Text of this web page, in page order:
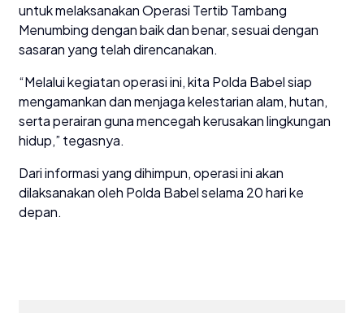
untuk melaksanakan Operasi Tertib Tambang
Menumbing dengan baik dan benar, sesuai dengan
sasaran yang telah direncanakan.
“Melalui kegiatan operasi ini, kita Polda Babel siap
mengamankan dan menjaga kelestarian alam, hutan,
serta perairan guna mencegah kerusakan lingkungan
hidup,” tegasnya.
Dari informasi yang dihimpun, operasi ini akan
dilaksanakan oleh Polda Babel selama 20 hari ke
depan.